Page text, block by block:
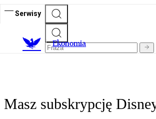
Serwisy
Ekonomia
Masz subskrypcję